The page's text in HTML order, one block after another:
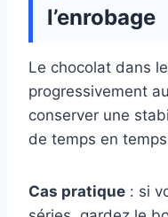
l’enrobage
Le chocolat dans
progressivement
conserver une
de temps en
Cas pratique : si